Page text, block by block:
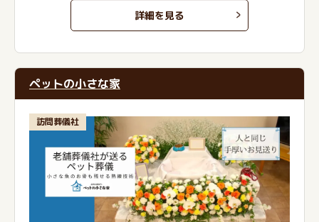
詳細を見る
ペットの小さな家
訪問葬儀社